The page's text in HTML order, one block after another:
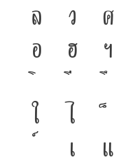
ล
ว ศ
อ
ฮ ฯ
ใ
ไ
เ
แ